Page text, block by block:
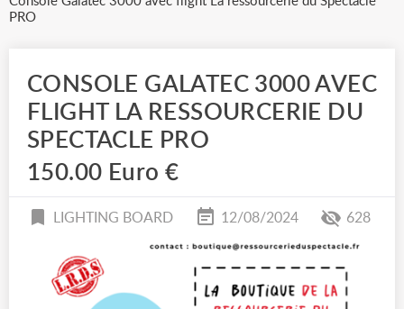
PRO
CONSOLE GALATEC 3000 AVEC
FLIGHT LA RESSOURCERIE DU
SPECTACLE PRO
150.00 Euro €
LIGHTING BOARD 12/08/2024 628